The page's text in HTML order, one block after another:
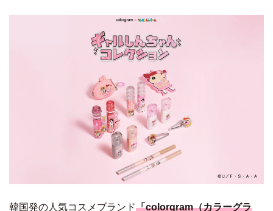
韓国発の人気コスメブランド「colorgram（カラーグラ